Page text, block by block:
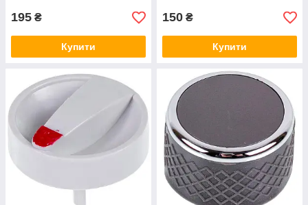
195 ₴
Купити
150 ₴
Купити